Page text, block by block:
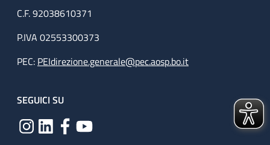
C.F. 92038610371
P.IVA 02553300373
PEC: PEIdirezione.generale@pec.aosp.bo.it
SEGUICI SU